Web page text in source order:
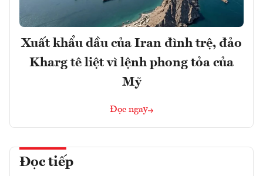
Xuất khẩu dầu của Iran đình trệ, đảo
Kharg tê liệt vì lệnh phong tỏa của
Mỹ
Đọc ngay
Đọc tiếp